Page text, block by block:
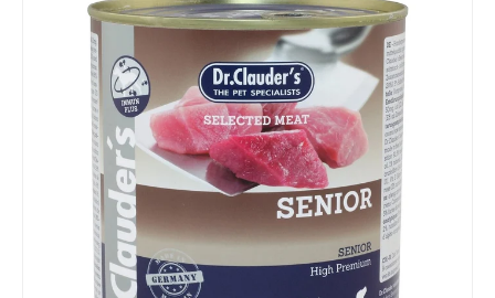
Zu Produktinformationen springen